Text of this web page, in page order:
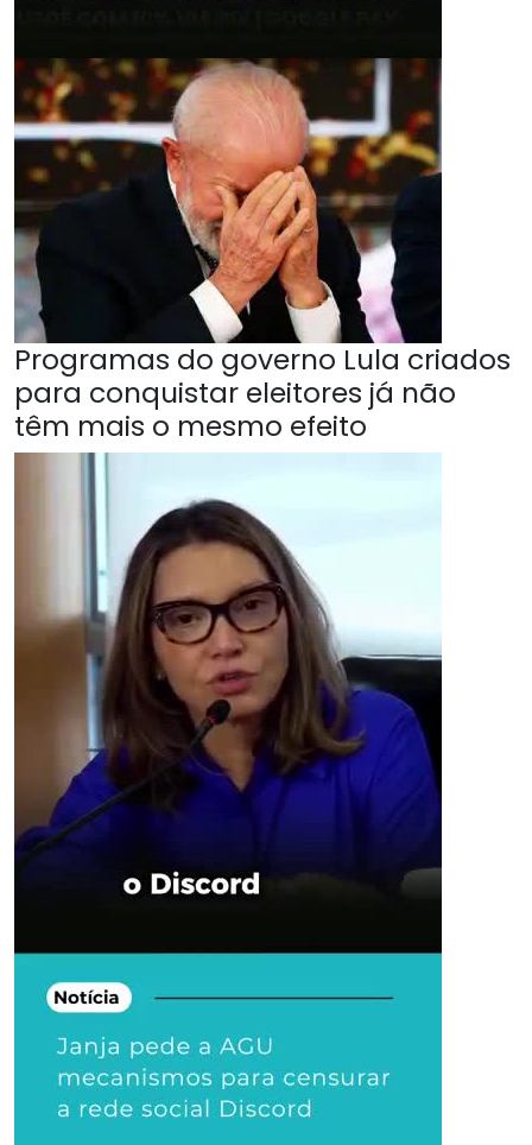
Programas do governo Lula criados
para conquistar eleitores já não
têm mais o mesmo efeito